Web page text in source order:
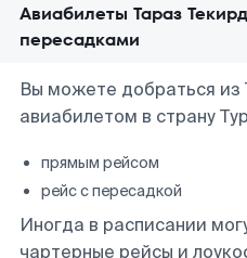
Авиабилеты Тараз
пересадками
Вы можете добраться из
авиабилетом в страну
прямым рейсом
рейс с пересадкой
Иногда в расписании
чартерные рейсы и